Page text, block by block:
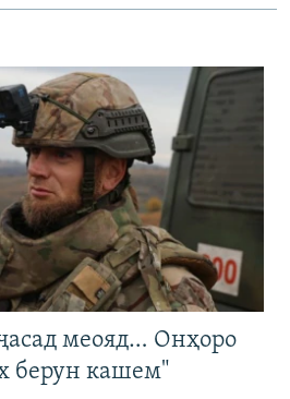
меояд… Онҳоро
берун кашем"